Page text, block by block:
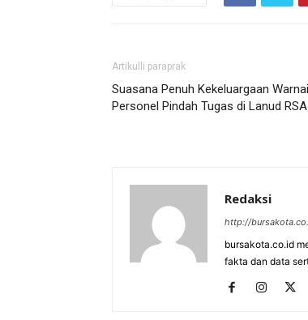
Artikulli paraprak
Suasana Penuh Kekeluargaan
Personel Pindah Tugas di Lanud
Redaksi
http://
bursakota.co.id
fakta dan data